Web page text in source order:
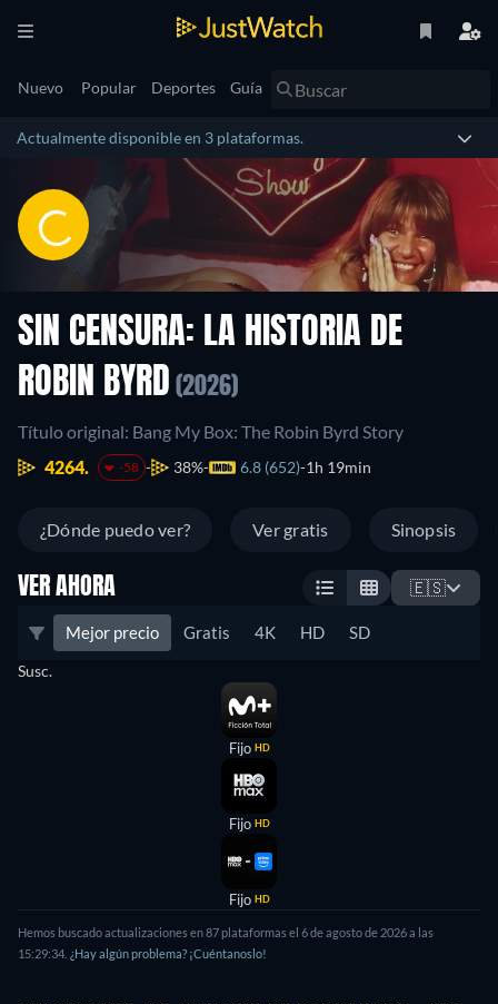
Nuevo Popular Deportes Guía
Actualmente disponible en 3 plataformas.
SIN CENSURA: LA HISTORIA DE
ROBIN BYRD (2026)
Título original: Bang My Box: The Robin Byrd Story
4264.
-58 38% 6.8 (652) 1h 19min
¿Dónde puedo ver? Ver gratis Sinopsis
VER AHORA 🇪🇸
Mejor precio Gratis 4K HD SD
Susc.
Fijo HD
Fijo HD
Fijo HD
Hemos buscado actualizaciones en87plataformas el 6 de agosto de 2026a las
15:29:34 ¿Hay algún problema? ¡Cuéntanoslo!